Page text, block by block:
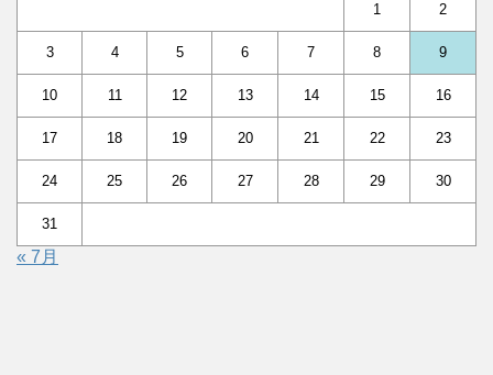
1 2
3 4 5 6 7 8 9
10 11 12 13 14 15 16
17 18 19 20 21 22 23
24 25 26 27 28 29 30
31
« 7月